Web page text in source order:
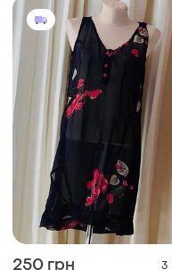
250 грн 3